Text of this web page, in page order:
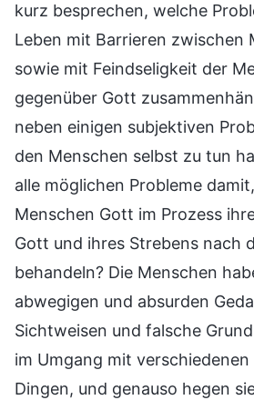
kurz besprechen, welche
Leben mit Barrieren zwischen
sowie mit Feindseligkeit der
gegenüber Gott
neben einigen subjektiven
den Menschen selbst zu tun
alle möglichen Probleme
Menschen Gott im Prozess
Gott und ihres Strebens nach
behandeln? Die Menschen
abwegigen und absurden
Sichtweisen und falsche
im Umgang mit verschiedenen
Dingen, und genauso hegen